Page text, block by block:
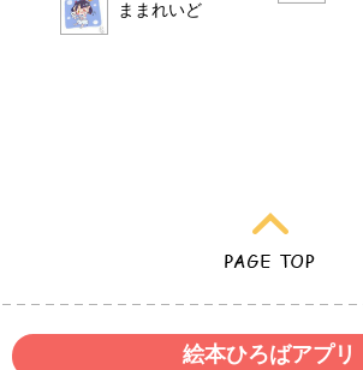
ままれいど
絵本ひろばアプリ